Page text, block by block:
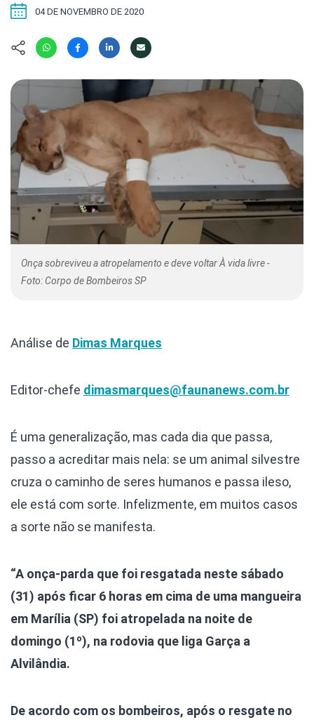
Kit
Photo
Políticas
Saúde,
Segunda
Túnel do
Universo
Missão
Cursos
04 DE NOVEMBRO DE 2020
Onça sobreviveu a atropelamento e deve voltar À vida livre -
Foto: Corpo de Bombeiros SP
Análise de Dimas Marques
Editor-chefe dimasmarques@faunanews.com.br
É uma generalização, mas cada dia que passa,
passo a acreditar mais nela: se um animal silvestre
cruza o caminho de seres humanos e passa ileso,
ele está com sorte. Infelizmente, em muitos casos
a sorte não se manifesta.
“A onça-parda que foi resgatada neste sábado
(31) após ficar 6 horas em cima de uma mangueira
em Marília (SP) foi atropelada na noite de
domingo (1º), na rodovia que liga Garça a
Alvilândia.
De acordo com os bombeiros, após o resgate no